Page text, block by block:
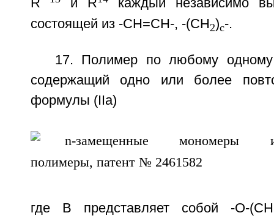
R и R
каждый независимо
состоящей из -СН=СН-, -(СН2)с-.
17. Полимер по любому одному
содержащий одно или более
формулы (IIа)
где В представляет собой -O-